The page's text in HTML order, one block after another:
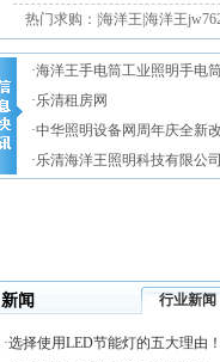
热门求购：|海洋王|海洋王
海洋王道路灯|海洋王强光手
投光灯|海洋王防爆灯具| 海洋
·海洋王手电筒工业照明手电
·乐清租房网
·中华照明设备网周年庆全新
·乐清海洋王照明科技有限公
新闻 行业新闻
·选择使用LED节能灯的五大理由